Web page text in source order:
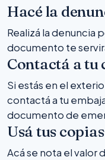
Hacé la
Realizá la denuncia
documento te
Contactá a tu
Si estás en el
contactá a tu
documento de
Usá tus copias
Acá se nota el valor